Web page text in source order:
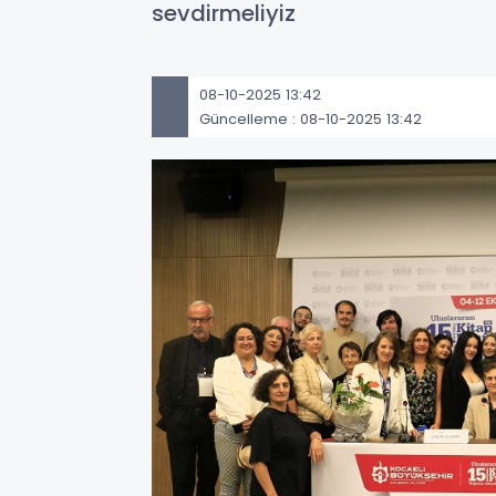
sevdirmeliyiz
08-10-2025 13:42
Güncelleme : 08-10-2025 13:42